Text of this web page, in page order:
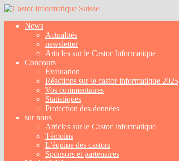
News
Actualités
newsletter
Articles sur le Castor Informatique
Concours
Évaluation
Réactions sur le castor informatique 2025
Vos commentaires
Statistiques
Protection des données
sur nous
Articles sur le Castor Informatique
Témoins
L’équipe des castors
Sponsors et partenaires